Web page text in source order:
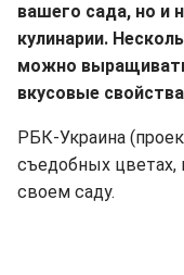
вашего сада, но и
кулинарии.
можно
вкусовые
РБК-Украина
съедобных цветах,
своем саду.